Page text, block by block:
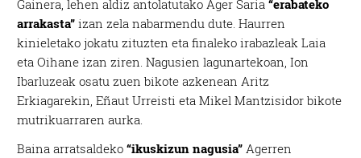
Gainera, lehen aldiz antolatutako Ager Saria “erabateko
arrakasta” izan zela nabarmendu dute. Haurren
kinieletako jokatu zituzten eta finaleko irabazleak Laia
eta Oihane izan ziren. Nagusien lagunartekoan, Ion
Ibarluzeak osatu zuen bikote azkenean Aritz
Erkiagarekin, Eñaut Urreisti eta Mikel Mantzisidor bikote
mutrikuarraren aurka.
Baina arratsaldeko“ikuskizun nagusia” Agerren